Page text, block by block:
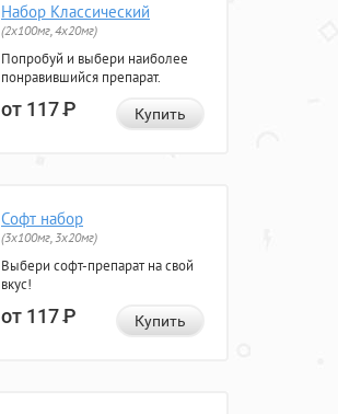
Набор Классический
(2x100мг, 4x20мг)
Попробуй и выбери наиболее
понравившийся препарат.
от 117Р Купить
Софт набор
(3x100мг, 3x20мг)
Выбери софт-препарат на свой
вкус!
от 117Р Купить